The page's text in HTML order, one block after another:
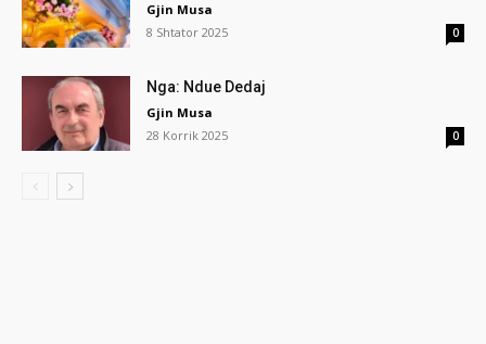
Gjin Musa
8 Shtator 2025
0
Nga: Ndue Dedaj
Gjin Musa
28 Korrik 2025
0